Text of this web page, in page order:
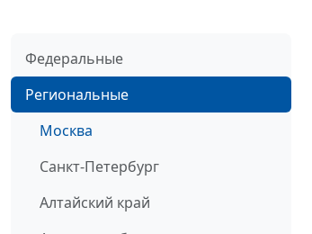
Федеральные
Региональные
Москва
Санкт-Петербург
Алтайский край